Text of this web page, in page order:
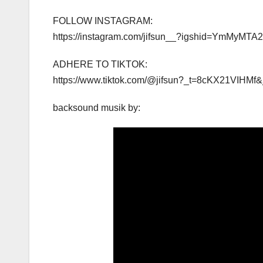
FOLLOW INSTAGRAM:
https://instagram.com/
ADHERE TO TIKTOK:
https://www.tiktok.com/
backsound musik by: